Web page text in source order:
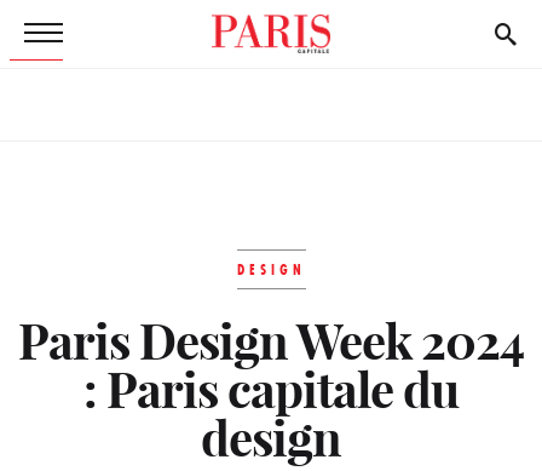
DESIGN
Paris Design Week 2024
: Paris capitale du
design